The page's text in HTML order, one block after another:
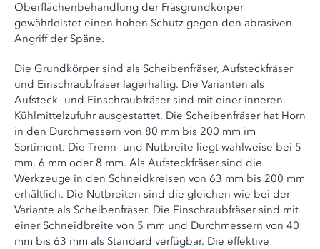
Oberflächenbehandlung der Fräsgrundkörper
gewährleistet einen hohen Schutz gegen den abrasiven
Angriff der Späne.
Die Grundkörper sind als Scheibenfräser, Aufsteckfräser
und Einschraubfräser lagerhaltig. Die Varianten als
Aufsteck- und Einschraubfräser sind mit einer inneren
Kühlmittelzufuhr ausgestattet. Die Scheibenfräser hat Horn
in den Durchmessern von 80 mm bis 200 mm im
Sortiment. Die Trenn- und Nutbreite liegt wahlweise bei 5
mm, 6 mm oder 8 mm. Als Aufsteckfräser sind die
Werkzeuge in den Schneidkreisen von 63 mm bis 200 mm
erhältlich. Die Nutbreiten sind die gleichen wie bei der
Variante als Scheibenfräser. Die Einschraubfräser sind mit
einer Schneidbreite von 5 mm und Durchmessern von 40
mm bis 63 mm als Standard verfügbar. Die effektive